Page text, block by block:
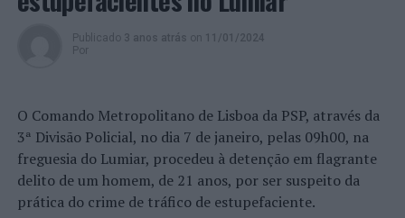
Publicado 3 anos atrás on 11/01/2024
Por
O Comando Metropolitano de Lisboa da PSP, através da
3ª Divisão Policial, no dia 7 de janeiro, pelas 09h00, na
freguesia do Lumiar, procedeu à detenção em flagrante
delito de um homem, de 21 anos, por ser suspeito da
prática do crime de tráfico de estupefaciente.